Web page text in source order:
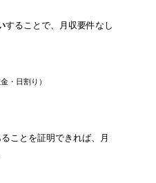
することで、月収要件なし
金・日割り）
ことを証明できれば、月